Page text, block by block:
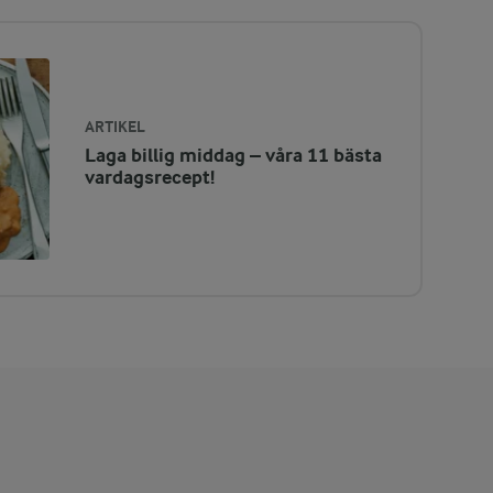
ARTIKEL
Laga billig middag – våra 11 bästa
vardagsrecept!